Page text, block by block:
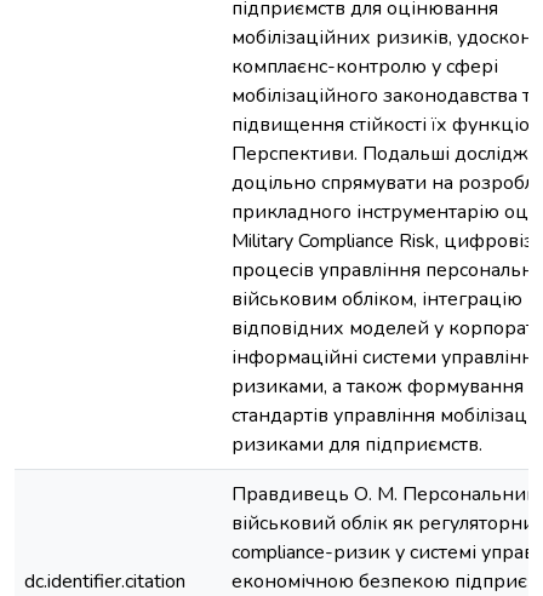
підприємств для оцінювання
мобілізаційних ризиків,
комплаєнс-контролю у сфері
мобілізаційного законодавства та
підвищення стійкості їх
Перспективи. Подальші
доцільно спрямувати на
прикладного інструментарію
Military Compliance Risk,
процесів управління
військовим обліком, інтеграцію
відповідних моделей у
інформаційні системи управління
ризиками, а також формування
стандартів управління
ризиками для підприємств.
dc.identifier.citation
Правдивець О. М. Персональний
військовий облік як
compliance-ризик у системі
економічною безпекою